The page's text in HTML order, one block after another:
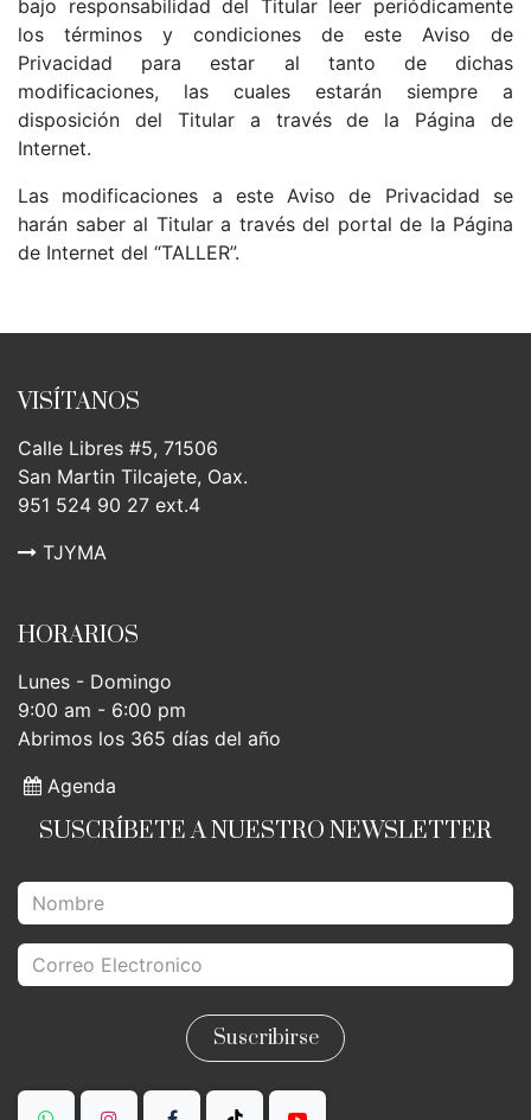
bajo responsabilidad del Titular leer periódicamente
los términos y condiciones de este Aviso de
Privacidad para estar al tanto de dichas
modificaciones, las cuales estarán siempre a
disposición del Titular a través de la Página de
Internet.
Las modificaciones a este Aviso de Privacidad se
harán saber al Titular a través del portal de la Página
de Internet del “TALLER”.
VISÍTANOS
Calle Libres #5, 71506
San Martin Tilcajete, Oax.
951 524 90 27 ext.4
TJYMA
HORARIOS
Lunes - Domingo
9:00 am - 6:00 pm
Abrimos los 365 días del año
Agenda
SUSCRÍBETE A NUESTRO NEWSLETTER
Suscribirse